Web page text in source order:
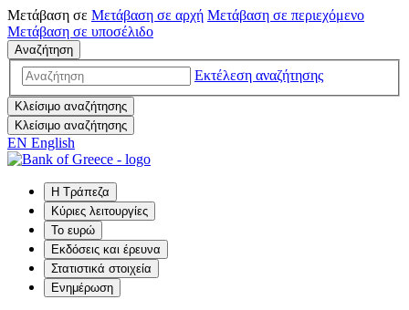
Μετάβαση σε Μετάβαση σε αρχή Μετάβαση σε περιεχόμενο
Μετάβαση σε υποσέλιδο
Αναζήτηση
Εκτέλεση αναζήτησης
Κλείσιμο αναζήτησης
Κλείσιμο αναζήτησης
EN English
Η Τράπεζα
Κύριες λειτουργίες
Το ευρώ
Εκδόσεις και έρευνα
Στατιστικά στοιχεία
Ενημέρωση